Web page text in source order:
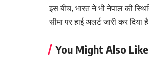
इस बीच, भारत ने भी नेपाल की
सीमा पर हाई अलर्ट जारी कर दिया
You Might Also Like